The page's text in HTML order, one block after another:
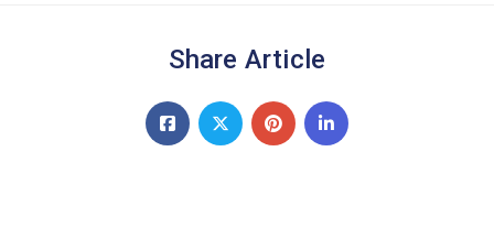
Share Article